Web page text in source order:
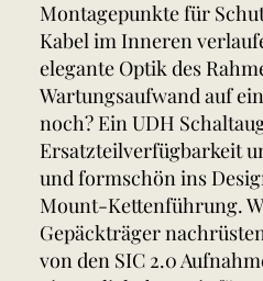
Montagepunkte für
Kabel im Inneren
elegante Optik des
Wartungsaufwand auf
noch? Ein UDH
Ersatzteilverfügbarkeit
und formschön ins
Mount-Kettenführung.
Gepäckträger
von den SIC 2.0